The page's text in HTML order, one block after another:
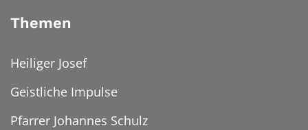
Themen
Heiliger Josef
Geistliche Impulse
Pfarrer Johannes Schulz